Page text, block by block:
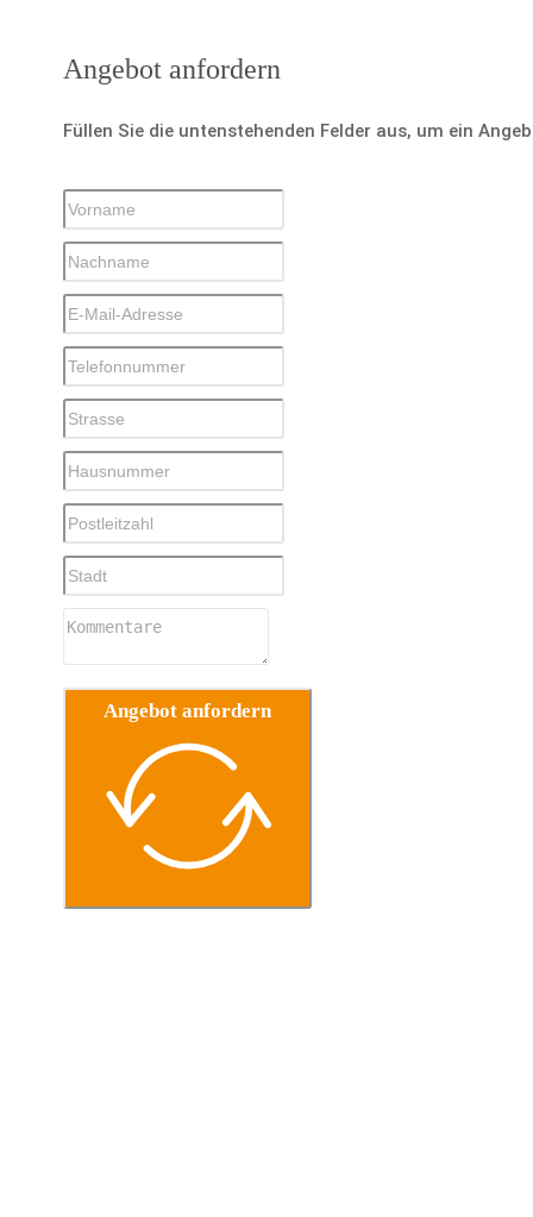
Angebot anfordern
Füllen Sie die untenstehenden Felder aus, um ein
Angebot anfordern